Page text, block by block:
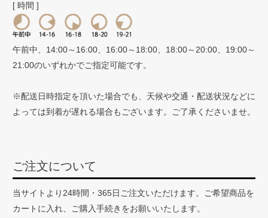
[ 時間 ]
午前中、14:00～16:00、16:00～18:00、18:00～20:00、19:00～
21:00のいずれかでご指定可能です。
※配送日時指定を頂いた場合でも、天候や交通・配送状況などに
よっては到着が遅れる場合もございます。ご了承くださいませ。
ご注文について
当サイトより24時間・365日ご注文いただけます。ご希望商品を
カートに入れ、ご購入手続きをお願いいたします。